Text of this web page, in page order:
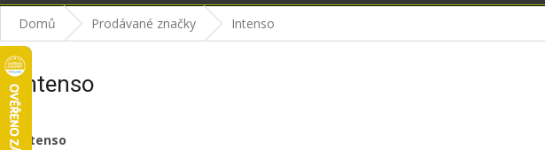
Domů Prodávané značky Intenso
Intenso
Intenso